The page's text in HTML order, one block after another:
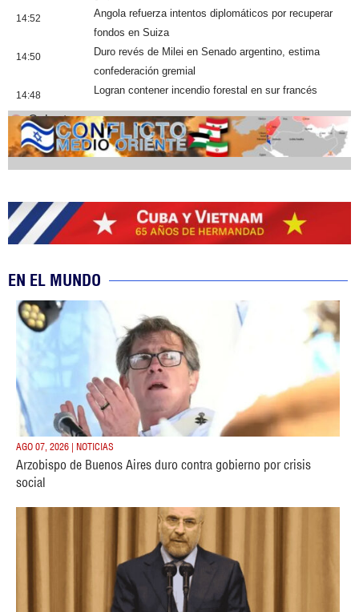
14:52
Angola refuerza intentos diplomáticos por recuperar
fondos en Suiza
14:50
Duro revés de Milei en Senado argentino, estima
confederación gremial
14:48 Logran contener incendio forestal en sur francés
Cobertura
EN EL MUNDO
AGO 07, 2026 | NOTICIAS
Arzobispo de Buenos Aires duro contra gobierno por crisis
social